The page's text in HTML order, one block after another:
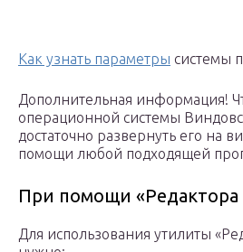
Как узнать параметры системы
Дополнительная информация!
операционной системы Виндовс
достаточно развернуть его на
помощи любой подходящей
При помощи «Редактора
Для использования утилиты